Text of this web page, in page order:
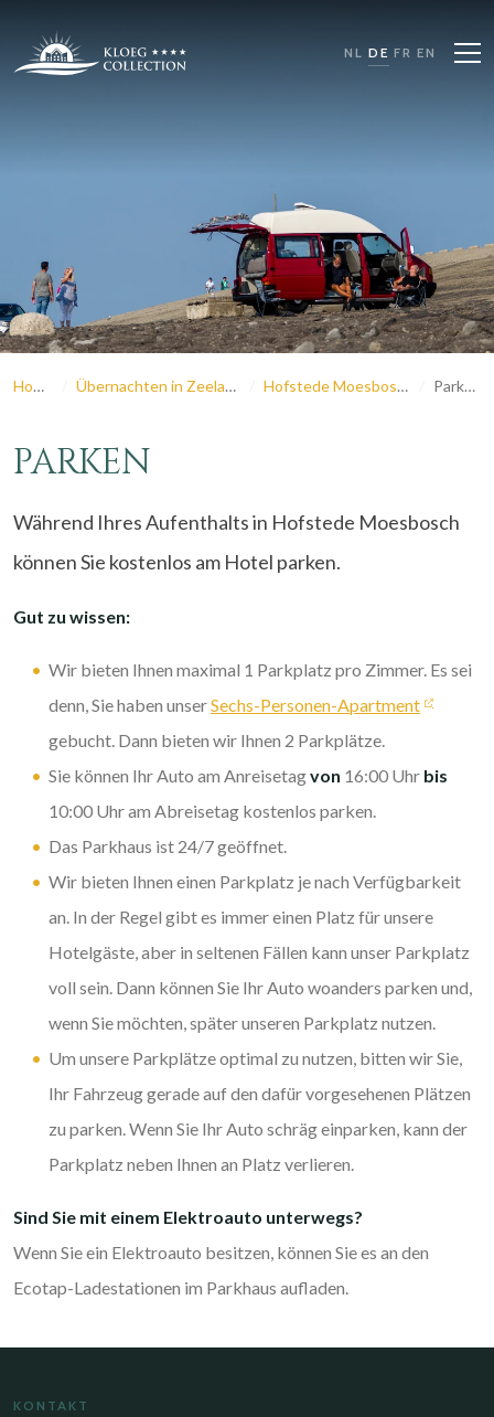
NL DE FR EN
Home Übernachten in Zeeland Hofstede Moesbosch Parken
PARKEN
Während Ihres Aufenthalts in Hofstede Moesbosch
können Sie kostenlos am Hotel parken.
Gut zu wissen:
Wir bieten Ihnen maximal 1 Parkplatz pro Zimmer. Es sei
denn, Sie haben unserSechs-Personen-Apartment
gebucht. Dann bieten wir Ihnen 2 Parkplätze.
Sie können Ihr Auto am Anreisetagvon 16:00 Uhr bis
10:00 Uhr am Abreisetag kostenlos parken.
Das Parkhaus ist 24/7 geöffnet.
Wir bieten Ihnen einen Parkplatz je nach Verfügbarkeit
an. In der Regel gibt es immer einen Platz für unsere
Hotelgäste, aber in seltenen Fällen kann unser Parkplatz
voll sein. Dann können Sie Ihr Auto woanders parken und,
wenn Sie möchten, später unseren Parkplatz nutzen.
Um unsere Parkplätze optimal zu nutzen, bitten wir Sie,
Ihr Fahrzeug gerade auf den dafür vorgesehenen Plätzen
zu parken. Wenn Sie Ihr Auto schräg einparken, kann der
Parkplatz neben Ihnen an Platz verlieren.
Sind Sie mit einem Elektroauto unterwegs?
Wenn Sie ein Elektroauto besitzen, können Sie es an den
Ecotap-Ladestationen im Parkhaus aufladen.
KONTAKT